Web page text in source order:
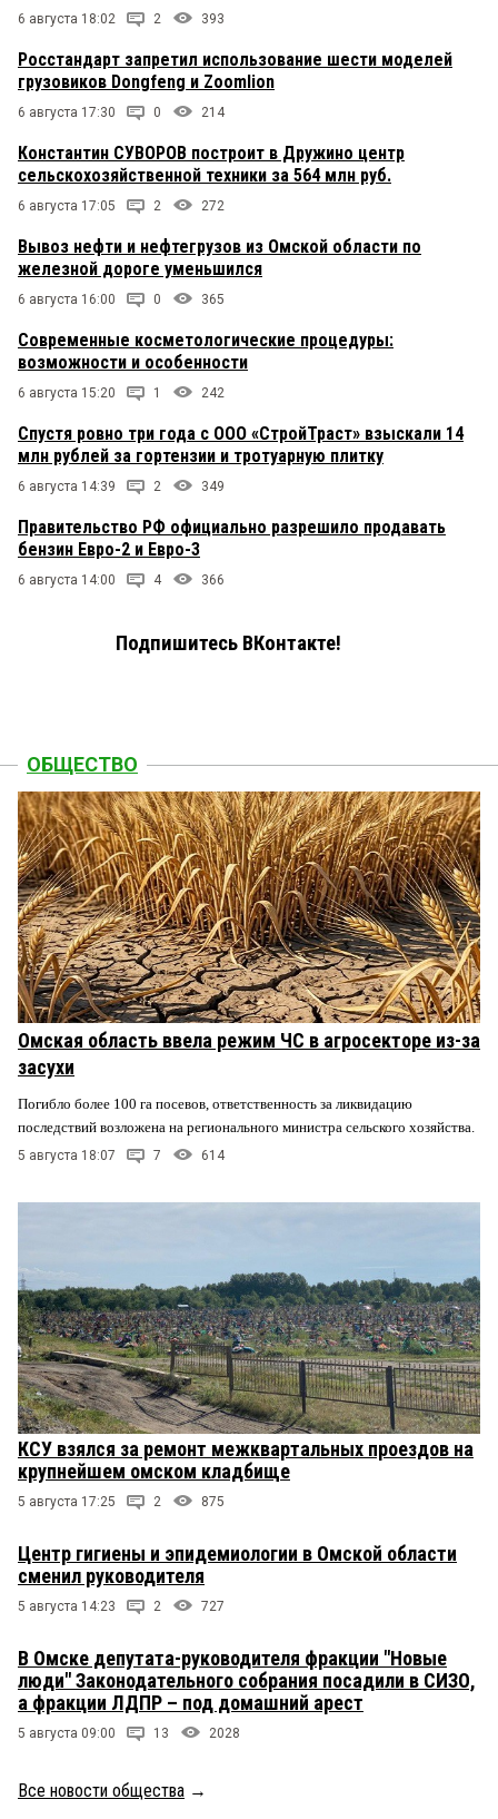
6 августа 18:02 2 393
Росстандарт запретил использование шести моделей
грузовиков Dongfeng и Zoomlion
6 августа 17:30 0 214
Константин СУВОРОВ построит в Дружино центр
сельскохозяйственной техники за 564 млн руб.
6 августа 17:05 2 272
Вывоз нефти и нефтегрузов из Омской области по
железной дороге уменьшился
6 августа 16:00 0 365
Современные косметологические процедуры:
возможности и особенности
6 августа 15:20 1 242
Спустя ровно три года с ООО «СтройТраст» взыскали 14
млн рублей за гортензии и тротуарную плитку
6 августа 14:39 2 349
Правительство РФ официально разрешило продавать
бензин Евро-2 и Евро-3
6 августа 14:00 4 366
Подпишитесь ВКонтакте!
ОБЩЕСТВО
Омская область ввела режим ЧС в агросекторе из-за
засухи
Погибло более 100 га посевов, ответственность за ликвидацию
последствий возложена на регионального министра сельского хозяйства.
5 августа 18:07 7 614
КСУ взялся за ремонт межквартальных проездов на
крупнейшем омском кладбище
5 августа 17:25 2 875
Центр гигиены и эпидемиологии в Омской области
сменил руководителя
5 августа 14:23 2 727
В Омске депутата-руководителя фракции "Новые
люди" Законодательного собрания посадили в СИЗО,
а фракции ЛДПР – под домашний арест
5 августа 09:00 13 2028
Все новости общества →